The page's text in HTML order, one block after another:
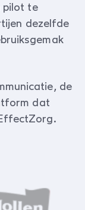
pilot te
dezelfde
de
dat